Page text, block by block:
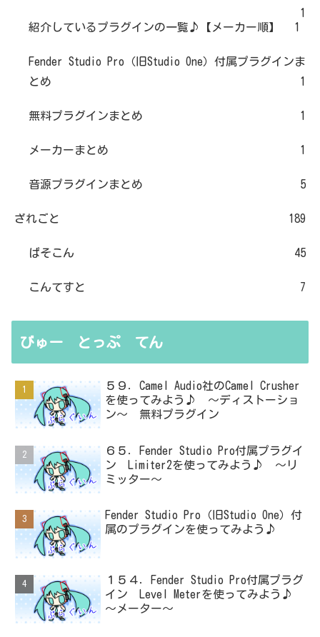
1
紹介しているプラグインの一覧♪【メーカー順】
1
Fender Studio Pro（旧Studio One）付属プラグインま
とめ
1
無料プラグインまとめ 1
メーカーまとめ 1
音源プラグインまとめ 5
ざれごと 189
ぱそこん 45
こんてすと 7
びゅー とっぷ てん
５９．Camel Audio社のCamel Crusher
を使ってみよう♪ ～ディストーショ
ン～ 無料プラグイン
６５．Fender Studio Pro付属プラグイ
ン Limiter2を使ってみよう♪ ～リ
ミッター～
Fender Studio Pro（旧Studio One）付
属のプラグインを使ってみよう♪
１５４．Fender Studio Pro付属プラグ
イン Level Meterを使ってみよう♪
～メーター～